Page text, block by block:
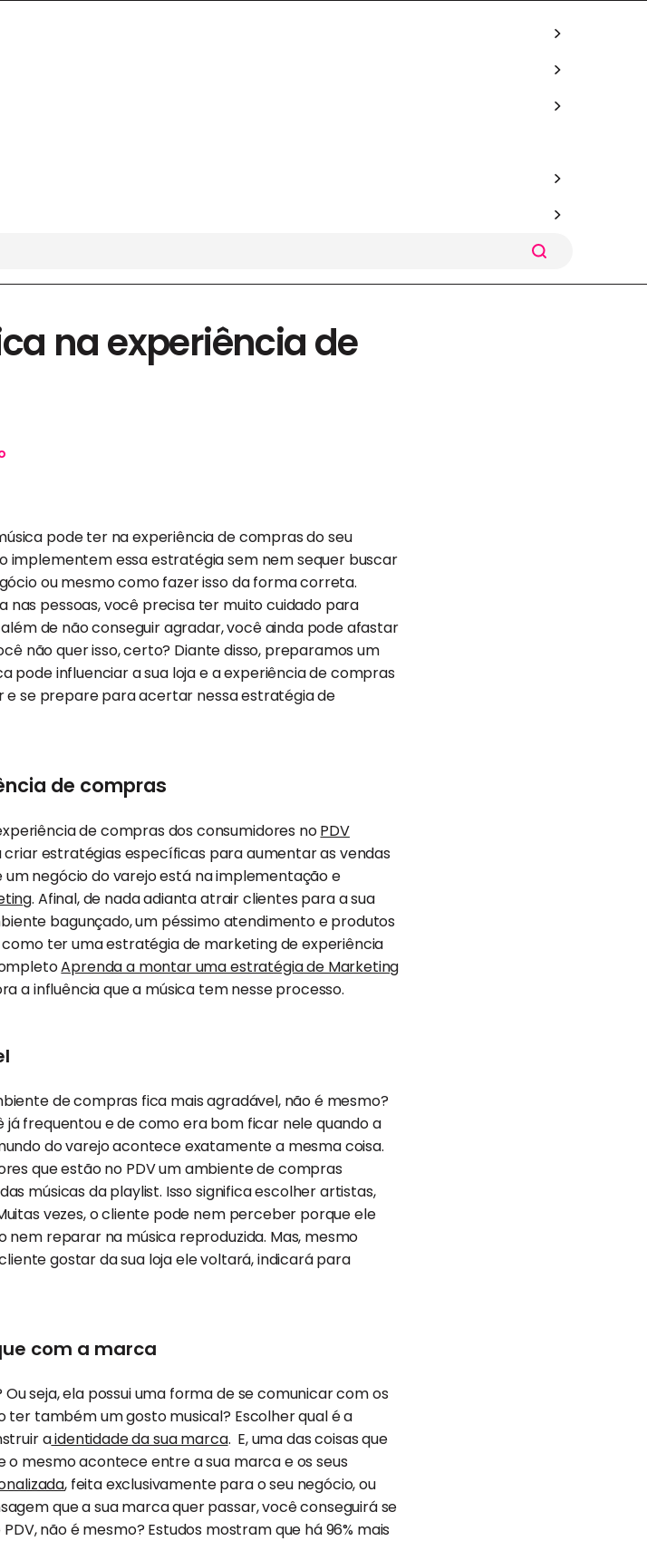
na experiência de
pode ter na experiência de compras do seu
implementem essa estratégia sem nem sequer buscar
ou mesmo como fazer isso da forma correta.
pessoas, você precisa ter muito cuidado para
de não conseguir agradar, você ainda pode afastar
não quer isso, certo? Diante disso, preparamos um
pode influenciar a sua loja e a experiência de compras
e se prepare para acertar nessa estratégia de
de compras
de compras dos consumidores noPDV
criar estratégias específicas para aumentar as vendas
um negócio do varejo está na implementação e
. Afinal, de nada adianta atrair clientes para a sua
bagunçado, um péssimo atendimento e produtos
como ter uma estratégia de marketing de experiência
Aprenda a montar uma estratégia de Marketing
a influência que a música tem nesse processo.
de compras fica mais agradável, não é mesmo?
frequentou e de como era bom ficar nele quando a
do varejo acontece exatamente a mesma coisa.
que estão no PDV um ambiente de compras
músicas da playlist. Isso significa escolher artistas,
vezes, o cliente pode nem perceber porque ele
reparar na música reproduzida. Mas, mesmo
gostar da sua loja ele voltará, indicará para
com a marca
seja, ela possui uma forma de se comunicar com os
ter também um gosto musical? Escolher qual é a
aidentidade da sua marca. E, uma das coisas que
o mesmo acontece entre a sua marca e os seus
, feita exclusivamente para o seu negócio, ou
que a sua marca quer passar, você conseguirá se
não é mesmo? Estudos mostram que há 96% mais